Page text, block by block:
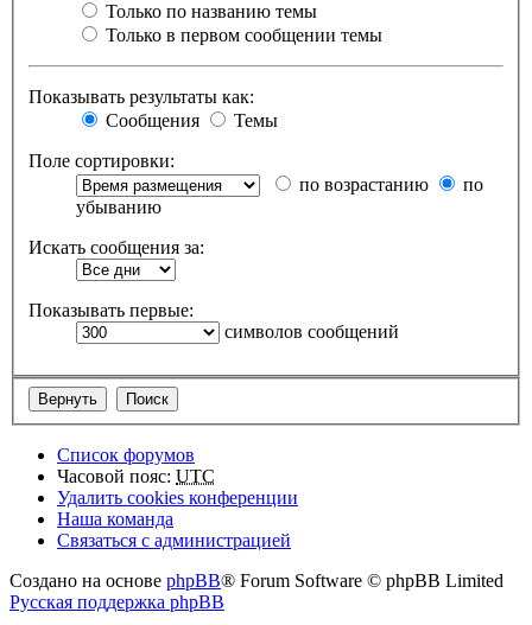
Только по названию темы
Только в первом сообщении темы
Показывать результаты как:
Сообщения
Темы
Поле сортировки:
по возрастанию
по
убыванию
Искать сообщения за:
Показывать первые:
символов сообщений
Список форумов
Часовой пояс: UTC
Удалить cookies конференции
Наша команда
Связаться с администрацией
Создано на основе phpBB® Forum Software © phpBB Limited
Русская поддержка phpBB